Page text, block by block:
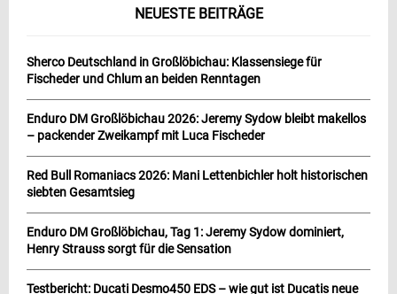
NEUESTE BEITRÄGE
Sherco Deutschland in Großlöbichau: Klassensiege für
Fischeder und Chlum an beiden Renntagen
Enduro DM Großlöbichau 2026: Jeremy Sydow bleibt makellos
– packender Zweikampf mit Luca Fischeder
Red Bull Romaniacs 2026: Mani Lettenbichler holt historischen
siebten Gesamtsieg
Enduro DM Großlöbichau, Tag 1: Jeremy Sydow dominiert,
Henry Strauss sorgt für die Sensation
Testbericht: Ducati Desmo450 EDS – wie gut ist Ducatis neue